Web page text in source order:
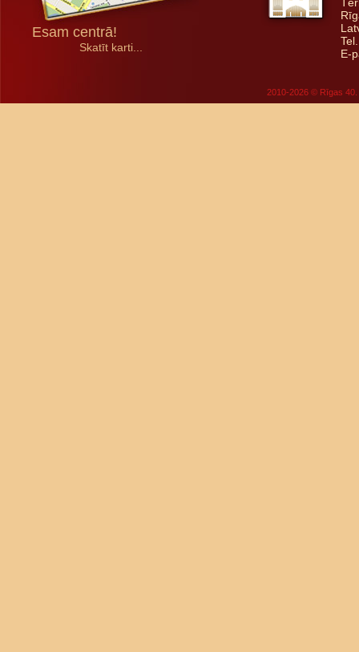
Esam centrā!
Skatīt karti...
E-
2010-2026 © Rīgas